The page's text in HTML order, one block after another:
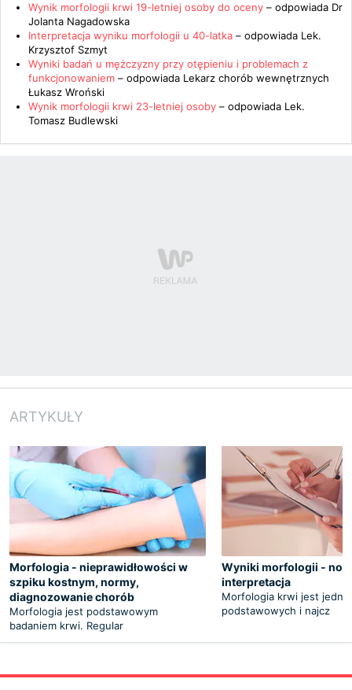
Wynik morfologii krwi 19-letniej osoby do oceny – odpowiada Dr
Jolanta Nagadowska
Interpretacja wyniku morfologii u 40-latka – odpowiada Lek.
Krzysztof Szmyt
Wyniki badań u mężczyzny przy otępieniu i problemach z
funkcjonowaniem – odpowiada Lekarz chorób wewnętrznych
Łukasz Wroński
Wynik morfologii krwi 23-letniej osoby – odpowiada Lek.
Tomasz Budlewski
ARTYKUŁY
Morfologia - nieprawidłowości w
szpiku kostnym, normy,
diagnozowanie chorób
Morfologia jest podstawowym
badaniem krwi. Regular
Wyniki morfologii -
interpretacja
Morfologia krwi jest
podstawowych i najcz